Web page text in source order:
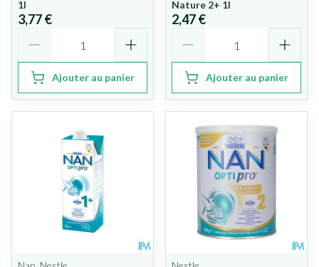
1l
3,77 €
Ajouter au panier
Nature 2+ 1l
2,47 €
Ajouter au panier